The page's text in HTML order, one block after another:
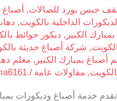
جبس بورد للصالات,
الديكورات الداخلية بالكويت,
الكبير , ديكور حوائط
, شركة أصباغ حديثة
أصباغ بمبارك الكبير , معلم
, مقاولات عامة /
خدمة أصباغ وديكورات